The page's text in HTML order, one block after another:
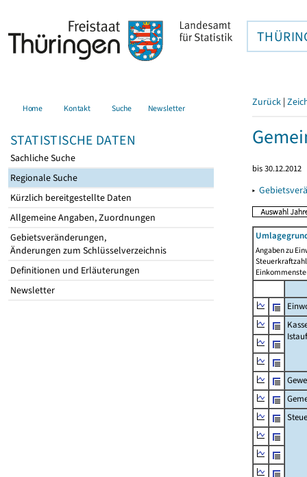
Home Kontakt Suche Newsletter
STATISTISCHE DATEN
Sachliche Suche
Regionale Suche
Kürzlich bereitgestellte Daten
Allgemeine Angaben, Zuordnungen
Gebietsveränderungen,
Änderungen zum Schlüsselverzeichnis
Definitionen und Erläuterungen
Newsletter
Zurück |
bis 30.12.2012
▸
Angaben zu